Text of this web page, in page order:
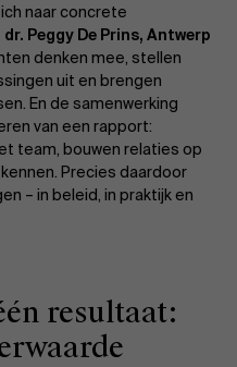
naar concrete
dr. Peggy De Prins, Antwerp
denken mee, stellen
uit en brengen
En de samenwerking
van een rapport:
team, bouwen relaties op
Precies daardoor
– in beleid, in praktijk en
resultaat: